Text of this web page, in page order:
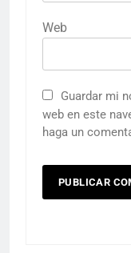
Web
Guardar mi
web en este
haga un